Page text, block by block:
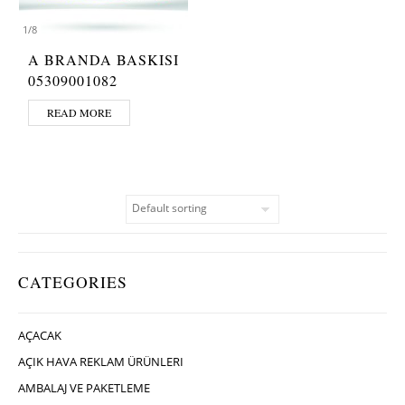
CATEGORIES
AÇACAK
AÇIK HAVA REKLAM ÜRÜNLERI
AMBALAJ VE PAKETLEME
1/8
A BRANDA BASKISI
05309001082
READ MORE